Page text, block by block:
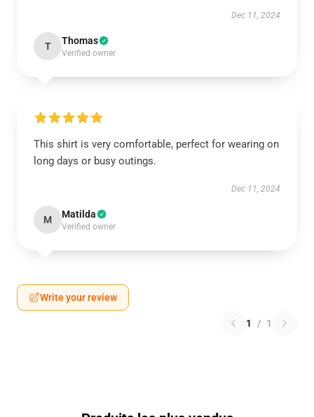
Dec 11, 2024
T Thomas
Verified owner
This shirt is very comfortable, perfect for wearing on
long days or busy outings.
Dec 11, 2024
M Matilda
Verified owner
Write your review
1 / 1